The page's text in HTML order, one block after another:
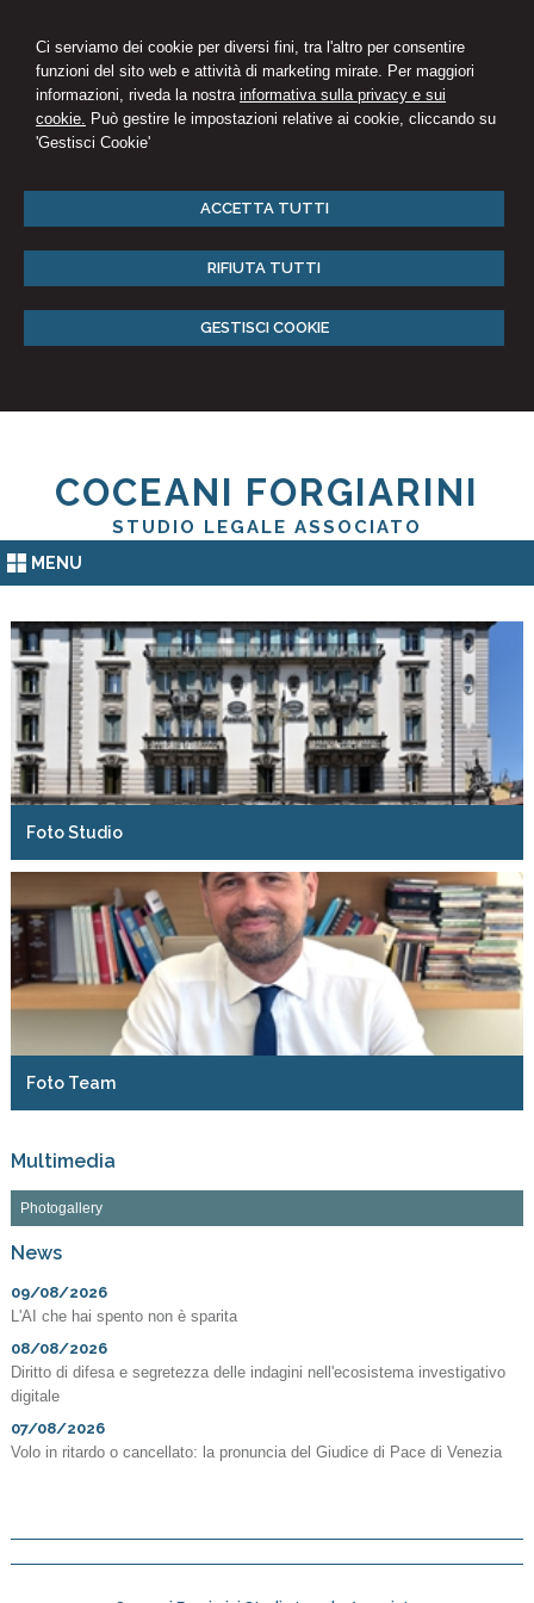
Ci serviamo dei cookie per diversi fini, tra l'altro per consentire
funzioni del sito web e attività di marketing mirate. Per maggiori
informazioni, riveda la nostra informativa sulla privacy e sui
cookie. Può gestire le impostazioni relative ai cookie, cliccando su
'Gestisci Cookie'
ACCETTA TUTTI
RIFIUTA TUTTI
GESTISCI COOKIE
COCEANI FORGIARINI
STUDIO LEGALE ASSOCIATO
MENU
Foto Studio
Foto Team
Multimedia
Photogallery
News
09/08/2026
L'AI che hai spento non è sparita
08/08/2026
Diritto di difesa e segretezza delle indagini nell'ecosistema investigativo
digitale
07/08/2026
Volo in ritardo o cancellato: la pronuncia del Giudice di Pace di Venezia